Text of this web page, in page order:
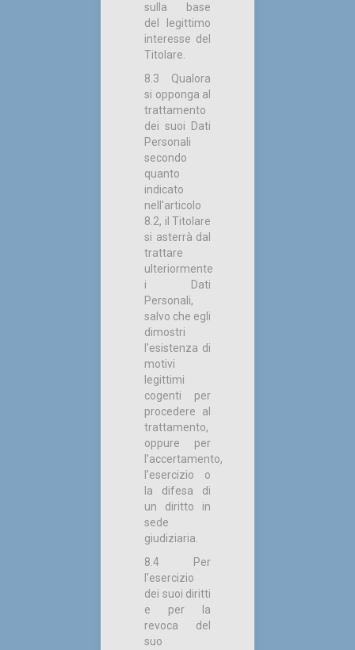
sulla base
del legittimo
interesse del
Titolare.
8.3 Qualora
si opponga al
trattamento
dei suoi Dati
Personali
secondo
quanto
indicato
nell'articolo
8.2, il Titolare
si asterrà dal
trattare
ulteriormente
i Dati
Personali,
salvo che egli
dimostri
l'esistenza di
motivi
legittimi
cogenti per
procedere al
trattamento,
oppure per
l'accertamento,
l'esercizio o
la difesa di
un diritto in
sede
giudiziaria.
8.4 Per
l'esercizio
dei suoi diritti
e per la
revoca del
suo